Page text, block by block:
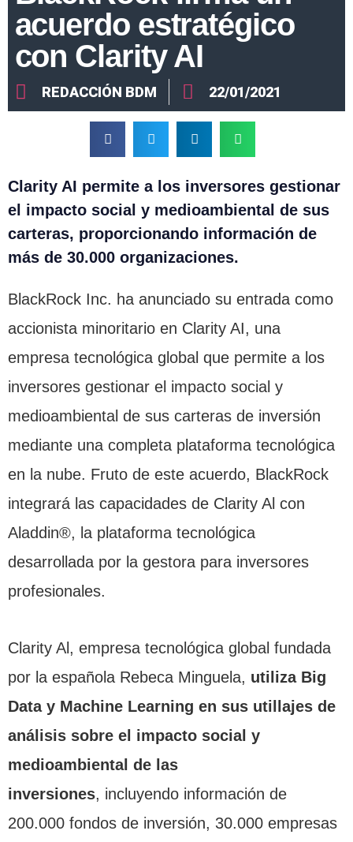
acuerdo estratégico
con Clarity AI
REDACCIÓN BDM 22/01/2021
Clarity AI permite a los inversores gestionar
el impacto social y medioambiental de sus
carteras, proporcionando información de
más de 30.000 organizaciones.
BlackRock Inc. ha anunciado su entrada como
accionista minoritario en Clarity AI, una
empresa tecnológica global que permite a los
inversores gestionar el impacto social y
medioambiental de sus carteras de inversión
mediante una completa plataforma tecnológica
en la nube. Fruto de este acuerdo, BlackRock
integrará las capacidades de Clarity Al con
Aladdin®, la plataforma tecnológica
desarrollada por la gestora para inversores
profesionales.
Clarity Al, empresa tecnológica global fundada
por la española Rebeca Minguela, utiliza Big
Data y Machine Learning en sus utillajes de
análisis sobre el impacto social y
medioambiental de las
inversiones, incluyendo información de
200.000 fondos de inversión, 30.000 empresas